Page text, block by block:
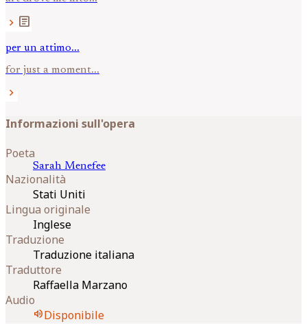
chevron_right article
per un attimo...
for just a moment...
chevron_right
Informazioni sull'opera
Poeta
Sarah Menefee
Nazionalità
Stati Uniti
Lingua originale
Inglese
Traduzione
Traduzione italiana
Traduttore
Raffaella Marzano
Audio
volume_upDisponibile